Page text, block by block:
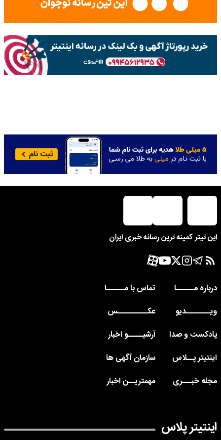
این تیتر کمینه ترین رسانه خبری ایران
درباره مــــــا
تماس با مــــــا
ویــــــــدیو
عکــــــــــس
پادکست و صدا
آرشیـــــو اخبار
اینتیتر پــلاس
سازمان آگهی ها
مجله خبـــری
مهمتریــن اخبار
اینتیتر پلاس